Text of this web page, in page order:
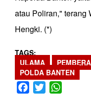
atau Poliran," terang
Hengki. (*)
TAGS
ULAMA
POLDA BANTEN
Facebook
Twitter